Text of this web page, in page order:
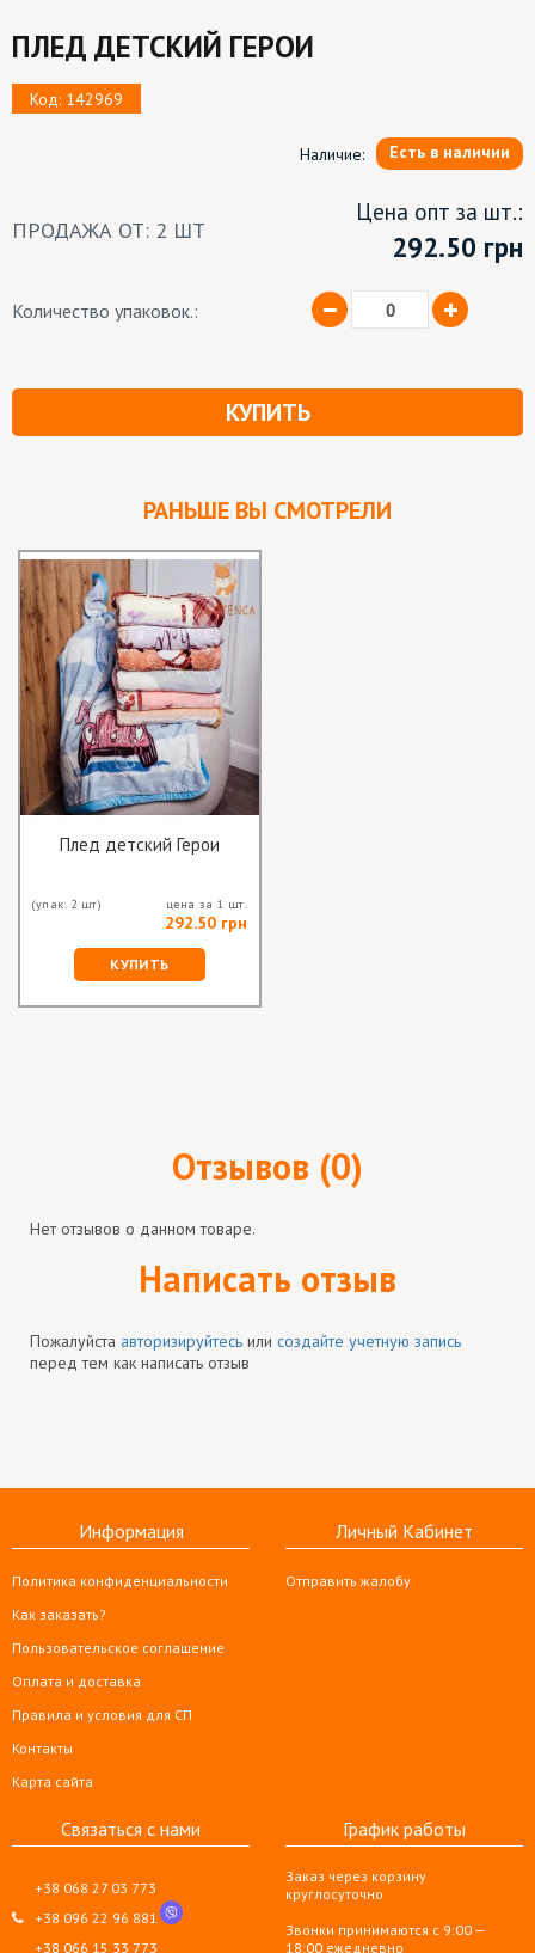
ПЛЕД ДЕТСКИЙ ГЕРОИ
Код: 142969
Наличие: Есть в наличии
ПРОДАЖА ОТ: 2 ШТ
Цена опт за шт.:
292.50 грн
Количество упаковок.:
КУПИТЬ
РАНЬШЕ ВЫ СМОТРЕЛИ
Плед детский Герои
(упак. 2 шт) цена за 1 шт.
292.50 грн
КУПИТЬ
Отзывов (0)
Нет отзывов о данном товаре.
Написать отзыв
Пожалуйста авторизируйтесь или создайте учетную запись
перед тем как написать отзыв
Информация
Политика конфиденциальности
Как заказать?
Пользовательское соглашение
Оплата и доставка
Правила и условия для СП
Контакты
Карта сайта
Личный Кабинет
Отправить жалобу
Связаться с нами
+38 068 27 03 773
+38 096 22 96 881
+38 066 15 33 773
График работы
Заказ через корзину
круглосуточно
Звонки принимаются с 9:00 —
18:00 ежедневно